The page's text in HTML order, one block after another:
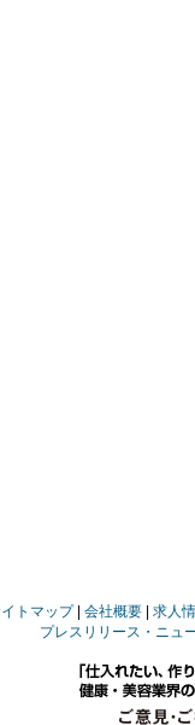
トマップ 会社概要 求人
プレスリリース・ニュ